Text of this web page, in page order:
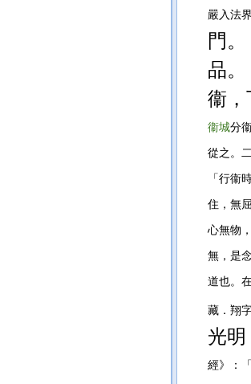
嚴入法
門。
品。
衞，
衞城分
從之。
「行衞
住，無
心無物
無，是
道也。
藏．翔
光
經》：